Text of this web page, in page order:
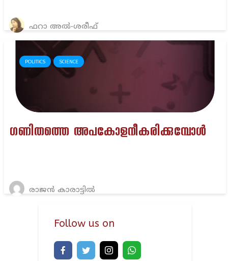
ഫറാ അല്‍-ശരീഫ്‌
POLITICS SCIENCE
ഗണിതത്തെ അപകോളനീകരിക്കുമ്പോൾ
രാജൻ കാരാട്ടിൽ
Follow us on